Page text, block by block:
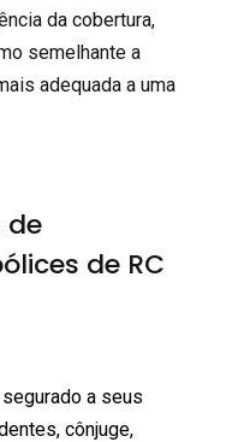
da cobertura,
semelhante a
adequada a uma
de
de RC
a seus
cônjuge,